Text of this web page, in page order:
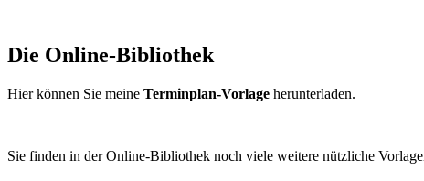
Die Online-Bibliothek
Hier können Sie meine Terminplan-Vorlage herunterladen.
Sie finden in der Online-Bibliothek noch viele weitere nützliche